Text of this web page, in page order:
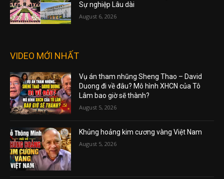
Sự nghiệp Lâu dài
August 6, 2026
VIDEO MỚI NHẤT
Vụ án tham nhũng Sheng Thao – David
Duong đi về đâu? Mô hình XHCN của Tô
Lâm bao giờ sẽ thành?
August 5, 2026
Khủng hoảng kim cương vàng Việt Nam
August 5, 2026